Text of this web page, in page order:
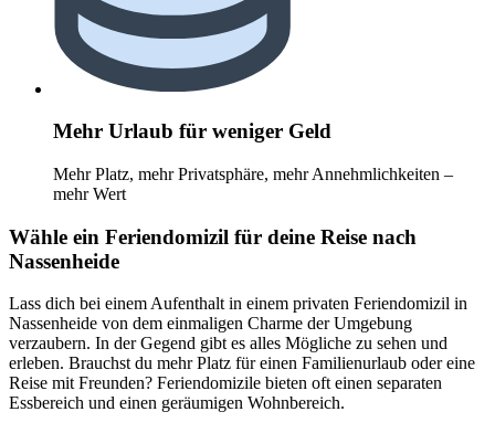
Mehr Urlaub für weniger Geld
Mehr Platz, mehr Privatsphäre, mehr Annehmlichkeiten –
mehr Wert
Wähle ein Feriendomizil für deine Reise nach
Nassenheide
Lass dich bei einem Aufenthalt in einem privaten Feriendomizil in
Nassenheide von dem einmaligen Charme der Umgebung
verzaubern. In der Gegend gibt es alles Mögliche zu sehen und
erleben. Brauchst du mehr Platz für einen Familienurlaub oder eine
Reise mit Freunden? Feriendomizile bieten oft einen separaten
Essbereich und einen geräumigen Wohnbereich.